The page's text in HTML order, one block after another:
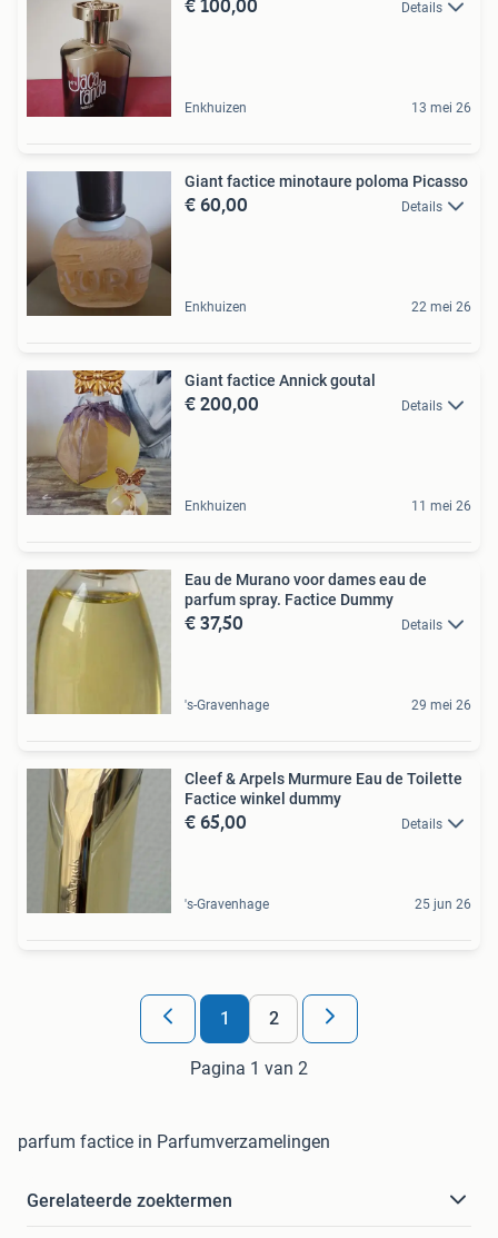
Details
Enkhuizen 13 mei 26
Giant factice minotaure poloma Picasso
€ 60,00 Details
Enkhuizen 22 mei 26
Giant factice Annick goutal
€ 200,00 Details
Enkhuizen 11 mei 26
Eau de Murano voor dames eau de
parfum spray. Factice Dummy
€ 37,50 Details
's-Gravenhage 29 mei 26
Cleef & Arpels Murmure Eau de Toilette
Factice winkel dummy
€ 65,00 Details
's-Gravenhage 25 jun 26
1 2
Pagina 1 van 2
parfum factice in Parfumverzamelingen
Gerelateerde zoektermen